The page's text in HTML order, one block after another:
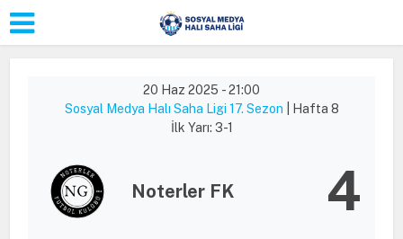
20 Haz 2025 -21:00
Sosyal Medya Halı Saha Ligi 17. Sezon
| Hafta 8
İlk Yarı: 3-1
Noterler FK 4